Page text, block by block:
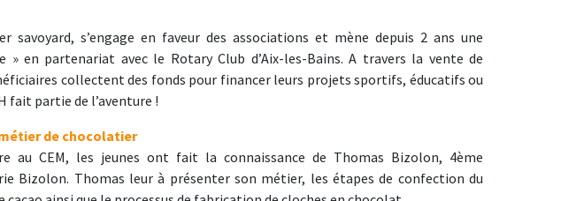
savoyard, s’engage en faveur des associations et mène depuis 2 ans une
» en partenariat avec le Rotary Club d’Aix-les-Bains. A travers la vente de
collectent des fonds pour financer leurs projets sportifs, éducatifs ou
fait partie de l’aventure !
de chocolatier
au CEM, les jeunes ont fait la connaissance de Thomas Bizolon, 4ème
Bizolon. Thomas leur à présenter son métier, les étapes de confection du